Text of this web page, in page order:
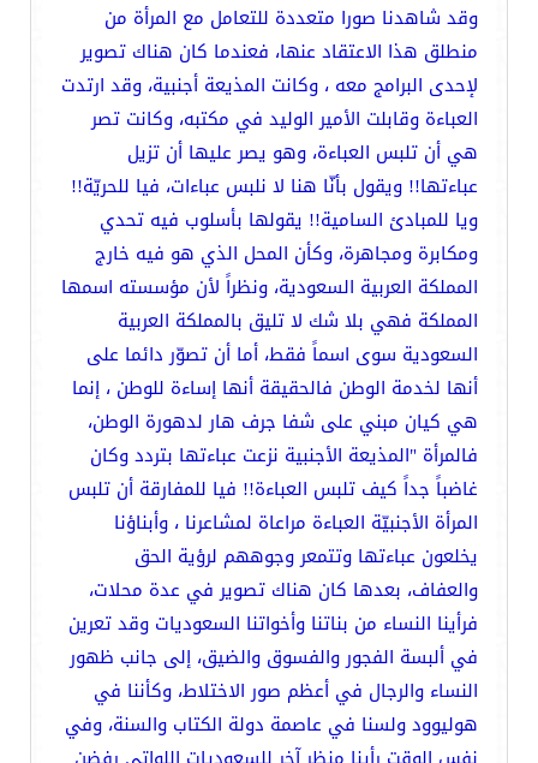
وقد شاهدنا صورا متعددة للتعامل مع المرأة من
منطلق هذا الاعتقاد عنها، فعندما كان هناك تصوير
لإحدى البرامج معه ، وكانت المذيعة أجنبية، وقد ارتدت
العباءة وقابلت الأمير الوليد في مكتبه، وكانت تصر
هي أن تلبس العباءة، وهو يصر عليها أن تزيل
عباءتها!! ويقول بأنّا هنا لا نلبس عباءات، فيا للحريّة!!
ويا للمبادئ السامية!! يقولها بأسلوب فيه تحدي
ومكابرة ومجاهرة، وكأن المحل الذي هو فيه خارج
المملكة العربية السعودية، ونظراً لأن مؤسسته اسمها
المملكة فهي بلا شك لا تليق بالمملكة العربية
السعودية سوى اسماً فقط، أما أن تصوّر دائما على
أنها لخدمة الوطن فالحقيقة أنها إساءة للوطن ، إنما
هي كيان مبني على شفا جرف هار لدهورة الوطن،
فالمرأة "المذيعة الأجنبية نزعت عباءتها بتردد وكان
غاضباً جداً كيف تلبس العباءة!! فيا للمفارقة أن تلبس
المرأة الأجنبيّة العباءة مراعاة لمشاعرنا ، وأبناؤنا
يخلعون عباءتها وتتمعر وجوههم لرؤية الحق
والعفاف، بعدها كان هناك تصوير في عدة محلات،
فرأينا النساء من بناتنا وأخواتنا السعوديات وقد تعرين
في ألبسة الفجور والفسوق والضيق، إلى جانب ظهور
النساء والرجال في أعظم صور الاختلاط، وكأننا في
هوليوود ولسنا في عاصمة دولة الكتاب والسنة، وفي